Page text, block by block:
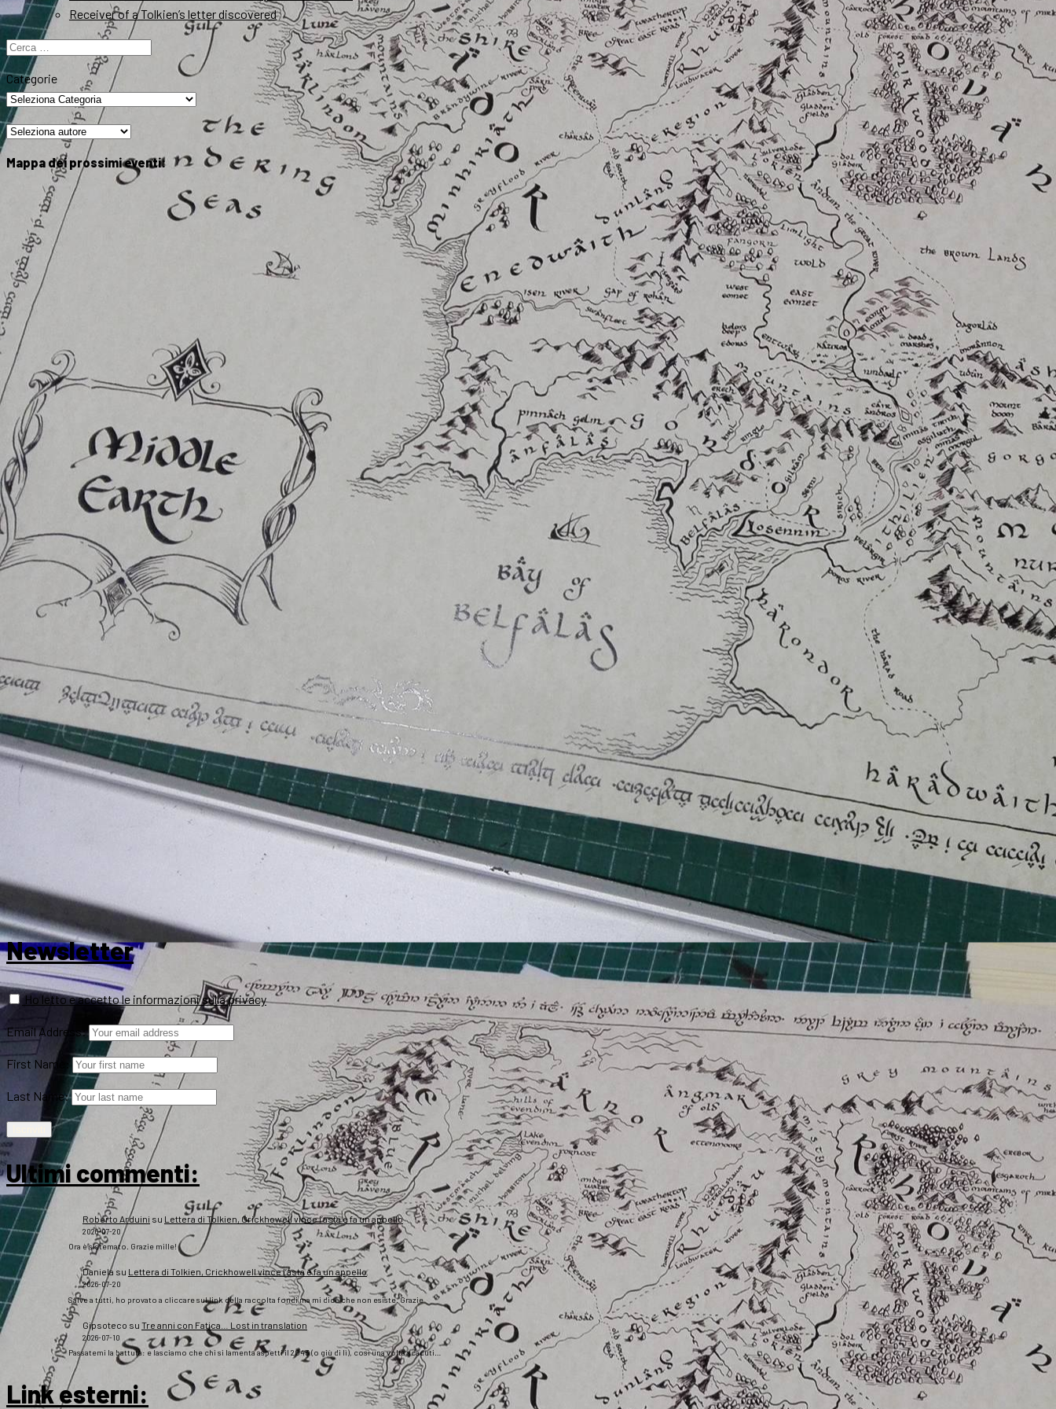
Receiver of a Tolkien’s letter discovered
Ricerca
per:
Categorie
Mappa dei prossimi eventi:
Newsletter
Ho letto e accetto le informazioni sulla privacy
Email Address:
First Name:
Last Name:
Ultimi commenti:
Roberto Arduini su Lettera di Tolkien, Crickhowell vince l’asta e fa un appello
2026-07-20
Ora è sistemato. Grazie mille!
Daniela su Lettera di Tolkien, Crickhowell vince l’asta e fa un appello
2026-07-20
Salve a tutti, ho provato a cliccare sul link della raccolta fondi ma mi dice che non esiste. Grazie
Gipsoteco su Tre anni con Fatica… Lost in translation
2026-07-10
Passatemi la battuta: e lasciamo che chi si lamenta aspetti il 2043 (o giù di lì), così una volta scaduti…
Link esterni: